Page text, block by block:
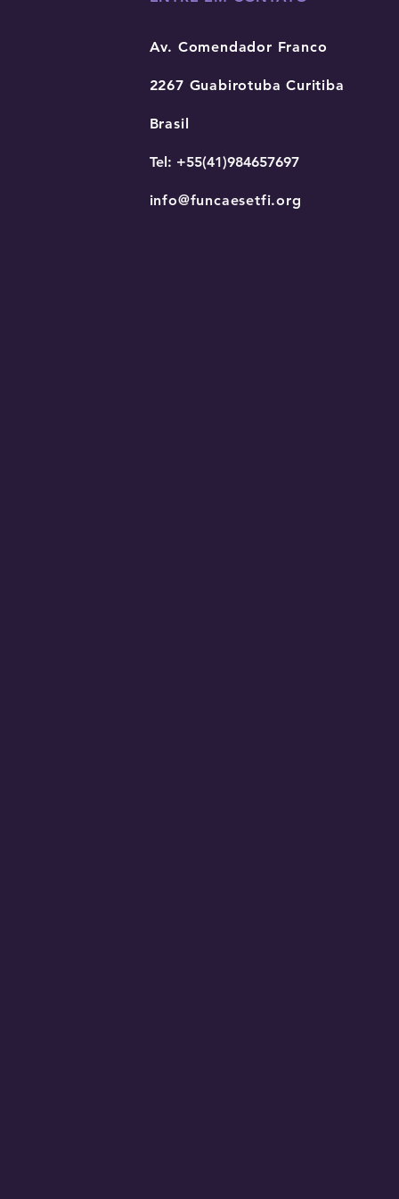
Av. Comendador Franco
2267 Guabirotuba Curitiba
Brasil
Tel: +55(41)984657697
info@funcaesetfi.org